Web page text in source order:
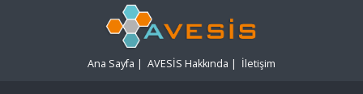
Ana Sayfa | AVESİS Hakkında | İletişim